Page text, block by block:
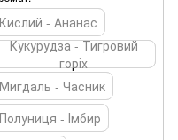
Кислий - Ананас
Кукурудза - Тигровий
горіх
Мигдаль - Часник
Полуниця - Імбир